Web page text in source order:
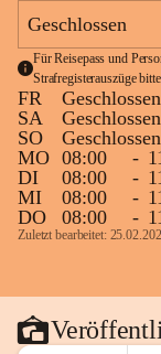
Geschlossen
Für Reisepass und
Strafregisterauszüge
FR
Geschlossen
SA
Geschlossen
SO
Geschlossen
MO 08:00 -
DI
08:00 -
MI
08:00 -
DO
08:00 -
Zuletzt bearbeitet: